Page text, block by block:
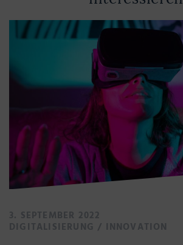
3. SEPTEMBER 2022
DIGITALISIERUNG / INNOVATION